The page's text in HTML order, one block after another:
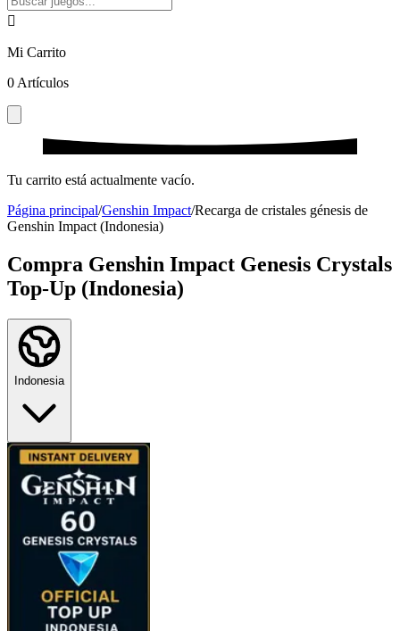
Mi Carrito
0 Artículos
Tu carrito está actualmente vacío.
Página principal/Genshin Impact/Recarga de cristales génesis de
Genshin Impact (Indonesia)
Compra Genshin Impact Genesis Crystals
Top-Up (Indonesia)
Indonesia